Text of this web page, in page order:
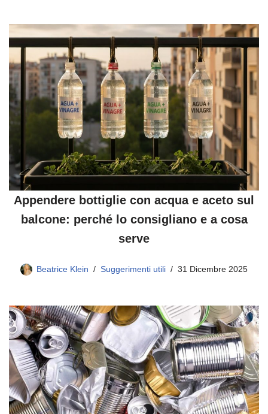
Appendere bottiglie con acqua e aceto sul
balcone: perché lo consigliano e a cosa
serve
Beatrice Klein Suggerimenti utili 31 Dicembre 2025